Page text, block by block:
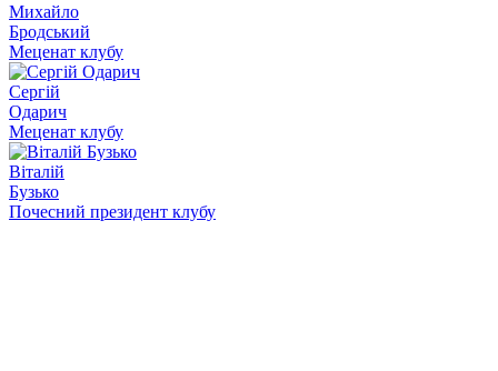
Михайло
Бродський
Меценат клубу
Сергій
Одарич
Меценат клубу
Віталій
Бузько
Почесний президент клубу